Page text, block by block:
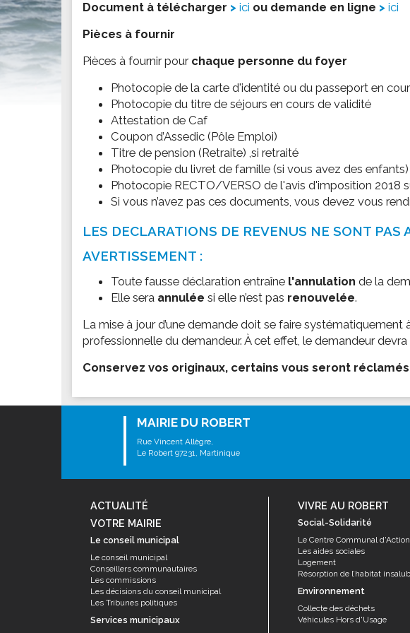
Conseillers communautaires
Les commissions
MARCHÉS PUBLICS
PRÉSENTATION DU ROBERT
Histoire
Les anciens maires
Les personnalités
SERVICES MUNICIPAUX
Annuaire des services municipaux
MES DÉMARCHES
Faîtes vos démarches en ligne
Véhicules Hors d'Usage
Déchetterie
Bornes de tri
Tri bô kay
TOURISME
Les activités
La restauration
Les sites à visiter
ECONOMIE
Le dynamisme économique
Les entreprises
ASSOCIATIONS
Les associations
Les droits et obligations
Faire une demande de subvention
Infos baignade
Les marchés
Le funéraire
Numéros d'urgence
SANTÉ
Annuaire santé
EMPLOI
Le
Les aides
Epicerie
Bornes
La mission locale
Le conseil local des jeunes
ENFANCE
Restauration scolaire
Le portail famille
PETITE ENFANCE
Les crèches
Document à télécharger ici ou demande en ligne
ici
Pièces à fournir
Pièces à fournir pour chaque personne du foyer
Photocopie de la carte d'identité ou du passeport en
Photocopie du titre de séjours en cours de validité
Attestation de Caf
Coupon d’Assedic (Pôle Emploi)
Titre de pension (Retraite) ,si retraité
Photocopie du livret de famille (si vous avez des enfants)
Photocopie RECTO/VERSO de l'avis d'imposition 2018
Si vous n’avez pas ces documents, vous devez vous
LES DECLARATIONS DE REVENUS NE SONT PAS
AVERTISSEMENT :
Toute fausse déclaration entraîne l'annulation de la
Elle sera annulée si elle n’est pas renouvelée.
La mise à jour d’une demande doit se faire
professionnelle du demandeur. À cet effet, le demandeur
Conservez vos originaux, certains vous seront
MAIRIE DU ROBERT
Rue Vincent Allègre,
Le Robert 97231, Martinique
ACTUALITÉ
VOTRE MAIRIE
Le conseil municipal
Le conseil municipal
Conseillers communautaires
Les commissions
Les décisions du conseil municipal
Les Tribunes politiques
Services municipaux
VIVRE AU ROBERT
Social-Solidarité
Le Centre Communal
Les aides sociales
Logement
Résorption de l’habitat
Environnement
Collecte des déchets
Véhicules Hors d'Usage